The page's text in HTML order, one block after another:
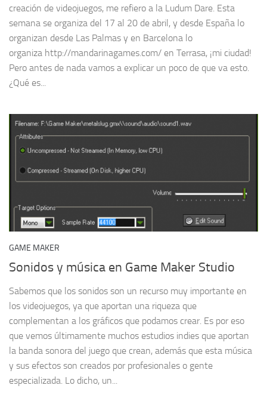
creación de videojuegos, me refiero a la Ludum Dare. Esta
semana se organiza del 17 al 20 de abril, y desde España lo
organizan desde Las Palmas y en Barcelona lo
organiza http://mandarinagames.com/ en Terrasa, ¡mi ciudad!
Pero antes de nada vamos a explicar un poco de que va esto.
¿Qué es...
GAME MAKER
Sonidos y música en Game Maker Studio
Sabemos que los sonidos son un recurso muy importante en
los videojuegos, ya que aportan una riqueza que
complementan a los gráficos que podamos crear. Es por eso
que vemos últimamente muchos estudios indies que aportan
la banda sonora del juego que crean, además que esta música
y sus efectos son creados por profesionales o gente
especializada. Lo dicho, un...